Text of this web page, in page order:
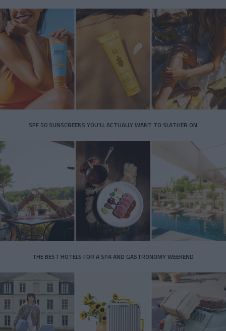
SPF 50 SUNSCREENS YOU'LL ACTUALLY WANT TO SLATHER ON
THE BEST HOTELS FOR A SPA AND GASTRONOMY WEEKEND